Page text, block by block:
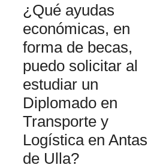
¿Qué ayudas
económicas, en
forma de becas,
puedo solicitar al
estudiar un
Diplomado en
Transporte y
Logística en Antas
de Ulla?